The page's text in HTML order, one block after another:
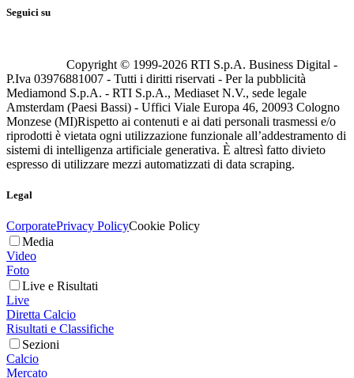
Seguici su
Copyright © 1999-2026 RTI S.p.A. Business Digital -
P.Iva 03976881007 - Tutti i diritti riservati - Per la pubblicità
Mediamond S.p.A. - RTI S.p.A., Mediaset N.V., sede legale
Amsterdam (Paesi Bassi) - Uffici Viale Europa 46, 20093 Cologno
Monzese (MI)Rispetto ai contenuti e ai dati personali trasmessi e/o
riprodotti è vietata ogni utilizzazione funzionale all’addestramento di
sistemi di intelligenza artificiale generativa. È altresì fatto divieto
espresso di utilizzare mezzi automatizzati di data scraping.
Legal
CorporatePrivacy PolicyCookie Policy
Media
Video
Foto
Live e Risultati
Live
Diretta Calcio
Risultati e Classifiche
Sezioni
Calcio
Mercato